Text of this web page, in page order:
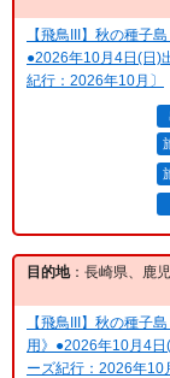
【飛鳥III】秋の種子
●2026年10月4日(日
紀行：2026年10月〕
目的地：長崎県、鹿
【飛鳥III】秋の種子
用》●2026年10月4
ーズ紀行：2026年10